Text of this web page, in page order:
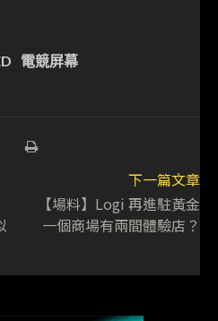
電競屏幕
下一篇文章
【場料】Logi 再進駐黃金
一個商場有兩間體驗店？